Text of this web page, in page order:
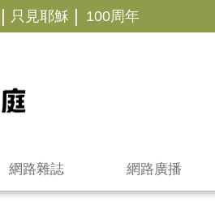
| 只見耶穌 | 100周年
網路雜誌 網路廣播